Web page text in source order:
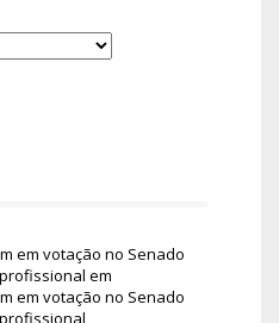
em votação no Senado
em
em votação no Senado